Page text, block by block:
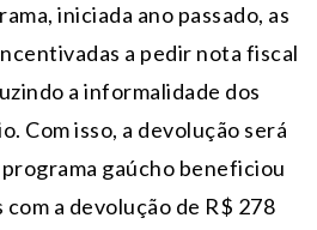
iniciada ano passado, as
a pedir nota fiscal
a informalidade dos
Com isso, a devolução será
gaúcho beneficiou
a devolução de R$ 278